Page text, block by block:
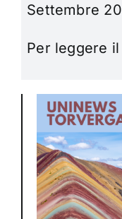
Settembre
Per leggere